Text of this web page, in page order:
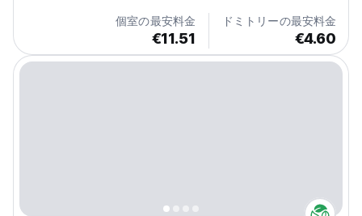
recommended hotel in Jaisalmer. Hotel is...
個室の最安料金
€11.51
ドミトリーの最安料金
€4.60